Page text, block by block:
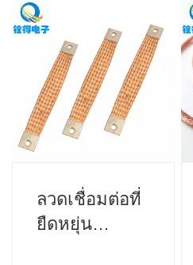
ลวดเชื่อมต่อที่
ยืดหยุ่น